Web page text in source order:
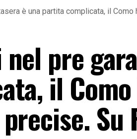
è una partita complicata, il
pre
il